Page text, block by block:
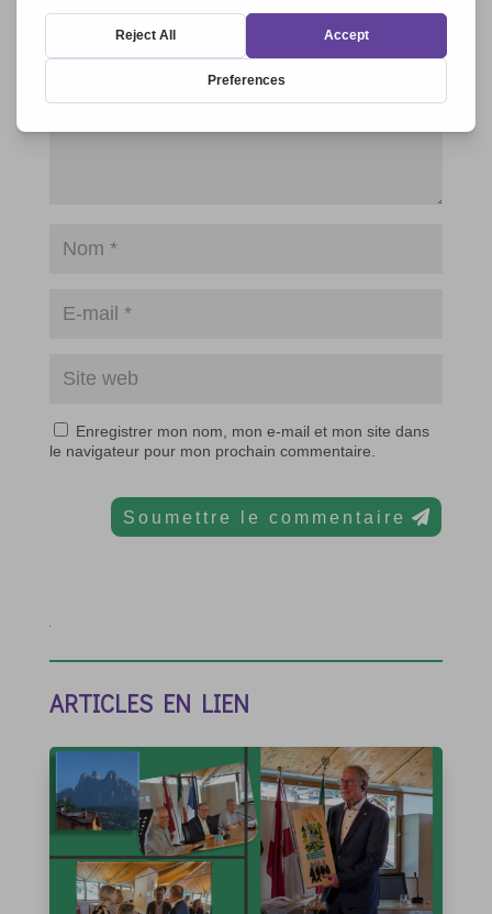
Enregistrer mon nom, mon e-mail et mon site dans
le navigateur pour mon prochain commentaire.
Soumettre le commentaire
ARTICLES EN LIEN